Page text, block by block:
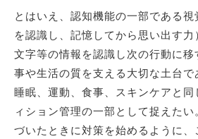
とはいえ、認知機能の一部である
を認識し、記憶してから思い出す力
文字等の情報を認識し次の行動に
事や生活の質を支える大切な土台で
睡眠、運動、食事、スキンケアと
ィション管理の一部として捉えた
づいたときに対策を始めるように、